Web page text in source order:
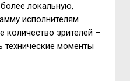
локальную,
исполнителям
количество зрителей –
технические моменты